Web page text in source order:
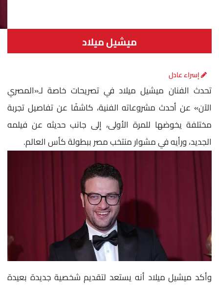
ميشيل ميلاد
إسراء عادل
تحدث الفنان ميشيل ميلاد في تصريحات خاصة لـ«المصري
الآن» عن أحدث مشروعاته الفنية، كاشفًا عن تفاصيل تجربة
مختلفة يخوضها للمرة الأولى، إلى جانب حديثه عن فيلمه
الجديد، ورأيه في مشوار منتخب مصر ببطولة كأس العالم.
وأكد ميشيل ميلاد أنه يستعد لتقديم شخصية جديدة بعيدة